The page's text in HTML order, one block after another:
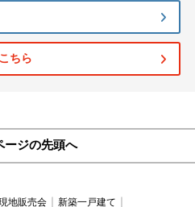
ちら
ージの先頭へ
地販売会
新築一戸建て